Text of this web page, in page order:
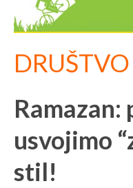
DRUŠTVO
Ramazan:
usvojimo
stil!